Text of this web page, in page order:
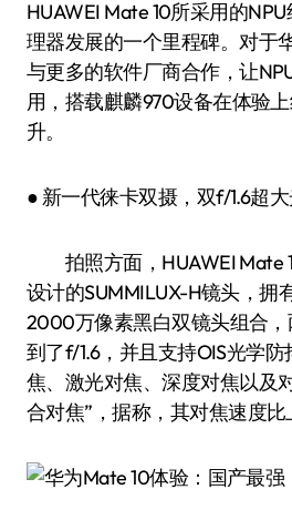
HUAWEI Mate 10所采用的
理器发展的一个里程碑。对于
与更多的软件厂商合作，让
用，搭载麒麟970设备在体验
升。
● 新一代徕卡双摄，双f/1.6超
拍照方面，HUAWEI Mate
设计的SUMMILUX-H镜头，拥
2000万像素黑白双镜头组合
到了f/1.6，并且支持OIS光学
焦、激光对焦、深度对焦以及
合对焦”，据称，其对焦速度比